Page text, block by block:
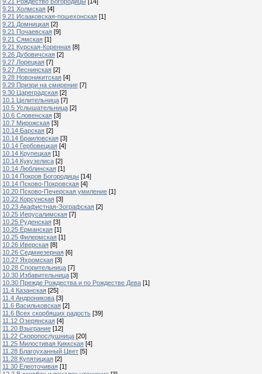
9.21 Холмская [4]
9.21 Исааковская-пошехонская [1]
9.21 Домницкая [2]
9.21 Почаевская [9]
9.21 Сямская [1]
9.21 Курская-Коренная [8]
9.26 Дубовичская [2]
9.27 Лорецкая [7]
9.27 Леснинская [2]
9.28 Новоникитская [4]
9.29 Призри на смирение [7]
9.30 Цареградская [2]
10.1 Целительница [7]
10.5 Услышательница [2]
10.6 Словенская [3]
10.7 Мирожская [3]
10.14 Барская [2]
10.14 Браиловская [3]
10.14 Гербовецкая [4]
10.14 Крупецкая [1]
10.14 Кукузелиса [2]
10.14 Люблинская [1]
10.14 Покров Богородицы [14]
10.14 Псково-Покровская [4]
10.20 Псково-Печерская умиление [1]
10.22 Корсунская [3]
10.23 Акафистная-Зографская [2]
10.25 Иерусалимская [7]
10.25 Руденская [3]
10.25 Ерманская [1]
10.25 Филермская [1]
10.26 Иверская [8]
10.26 Седмиезерная [6]
10.27 Яхромская [3]
10.28 Спорительница [7]
10.30 Избавительница [3]
10.30 Прежде Рождества и по Рождестве Дева [1]
11.4 Казанская [25]
11.4 Андроникова [3]
11.6 Васильковская [2]
11.6 Всех скорбящих радость [39]
11.12 Озерянская [4]
11.20 Взыграние [12]
11.22 Скоропослушница [20]
11.25 Милостивая Киккская [4]
11.28 Благоуханный Цвет [5]
11.28 Купятицкая [2]
11.30 Елеоточивая [1]